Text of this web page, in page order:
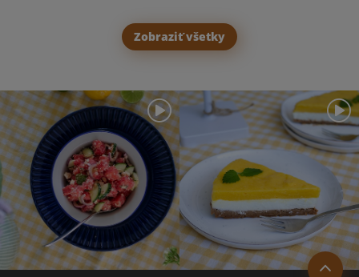
Zobraziť všetky